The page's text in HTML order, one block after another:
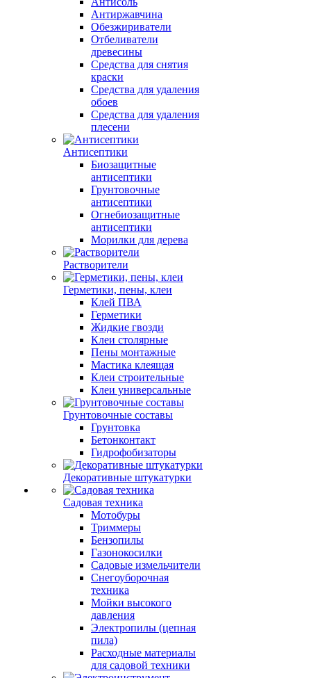
Антиржавчина
Обезжириватели
Отбеливатели
древесины
Средства для снятия
краски
Средства для удаления
обоев
Средства для удаления
плесени
Антисептики
Биозащитные
антисептики
Грунтовочные
антисептики
Огнебиозащитные
антисептики
Морилки для дерева
Растворители
Герметики, пены, клеи
Клей ПВА
Герметики
Жидкие гвозди
Клеи столярные
Пены монтажные
Мастика клеящая
Клеи строительные
Клеи универсальные
Грунтовочные составы
Грунтовка
Бетонконтакт
Гидрофобизаторы
Декоративные штукатурки
Садовая техника
Мотобуры
Триммеры
Бензопилы
Газонокосилки
Садовые измельчители
Снегоуборочная
техника
Мойки высокого
давления
Электропилы (цепная
пила)
Расходные материалы
для садовой техники